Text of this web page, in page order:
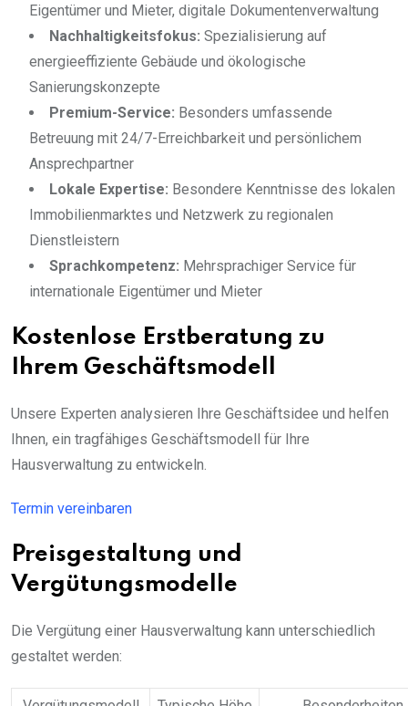
Eigentümer und Mieter, digitale Dokumentenverwaltung
Nachhaltigkeitsfokus: Spezialisierung auf
energieeffiziente Gebäude und ökologische
Sanierungskonzepte
Premium-Service: Besonders umfassende
Betreuung mit 24/7-Erreichbarkeit und persönlichem
Ansprechpartner
Lokale Expertise: Besondere Kenntnisse des lokalen
Immobilienmarktes und Netzwerk zu regionalen
Dienstleistern
Sprachkompetenz: Mehrsprachiger Service für
internationale Eigentümer und Mieter
Kostenlose Erstberatung zu
Ihrem Geschäftsmodell
Unsere Experten analysieren Ihre Geschäftsidee und helfen
Ihnen, ein tragfähiges Geschäftsmodell für Ihre
Hausverwaltung zu entwickeln.
Termin vereinbaren
Preisgestaltung und
Vergütungsmodelle
Die Vergütung einer Hausverwaltung kann unterschiedlich
gestaltet werden: